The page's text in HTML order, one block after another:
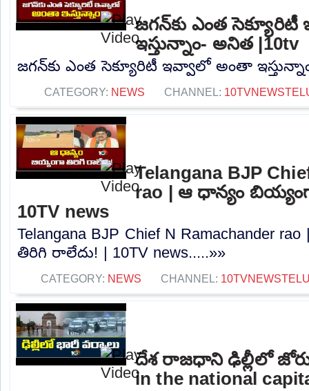
జగన్‌కు ఎంత
ఇస్తున్నాం- అనిత |10tv
జగన్‌కు ఎంత సెక్యూరిటీ ఇవ్వాలో అంతా
CATEGORY: NEWS CHANNEL:
Telangana BJP
rao | ఆ ధాన్యం
10TV news
Telangana BJP Chief N Ramachander
తిరిగి రాలేదు! | 10TV news.....»»
CATEGORY: NEWS CHANNEL:
దేశ రాజధాని ఢిల్లీలో
in the national